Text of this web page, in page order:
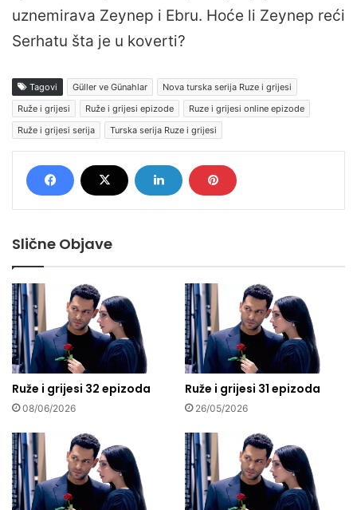
uznemirava Zeynep i Ebru. Hoće li Zeynep reći
Serhatu šta je u koverti?
Tagovi Güller ve Günahlar
Nova turska serija Ruze i grijesi
Ruže i grijesi
Ruže i grijesi epizode
Ruze i grijesi online epizode
Ruže i grijesi serija
Turska serija Ruze i grijesi
Slične Objave
Ruže i grijesi 32 epizoda
08/06/2026
Ruže i grijesi 31 epizoda
26/05/2026